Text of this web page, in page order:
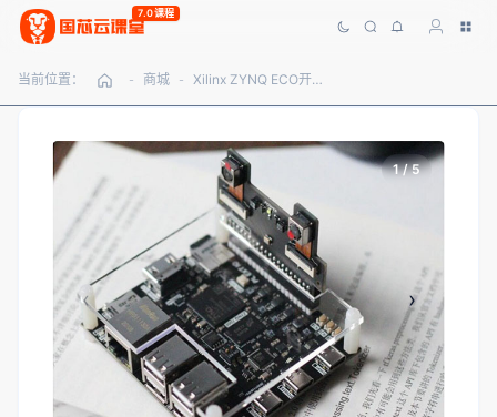
7.0课程
当前位置： - 商城 - Xilinx ZYNQ ECO开发板（教材配套、实验项目配套板）
1 / 5
‹ ›